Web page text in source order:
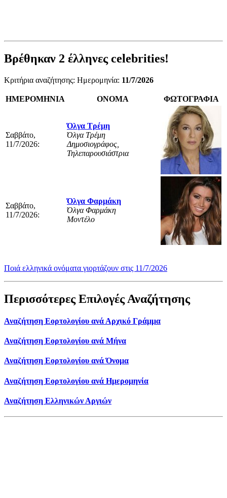
Βρέθηκαν 2 έλληνες celebrities!
Κριτήρια αναζήτησης: Ημερομηνία: 11/7/2026
ΗΜΕΡΟΜΗΝΙΑ ΟΝΟΜΑ ΦΩΤΟΓΡΑΦΙΑ
Σαββάτο,
11/7/2026:
Όλγα Τρέμη
Όλγα Τρέμη
Δημοσιογράφος,
Τηλεπαρουσιάστρια
Σαββάτο,
11/7/2026:
Όλγα Φαρμάκη
Όλγα Φαρμάκη
Μοντέλο
Ποιά ελληνικά ονόματα γιορτάζουν στις 11/7/2026
Περισσότερες Επιλογές Αναζήτησης
Αναζήτηση Εορτολογίου ανά Αρχικό Γράμμα
Αναζήτηση Εορτολογίου ανά Μήνα
Αναζήτηση Εορτολογίου ανά Όνομα
Αναζήτηση Εορτολογίου ανά Ημερομηνία
Αναζήτηση Ελληνικών Αργιών